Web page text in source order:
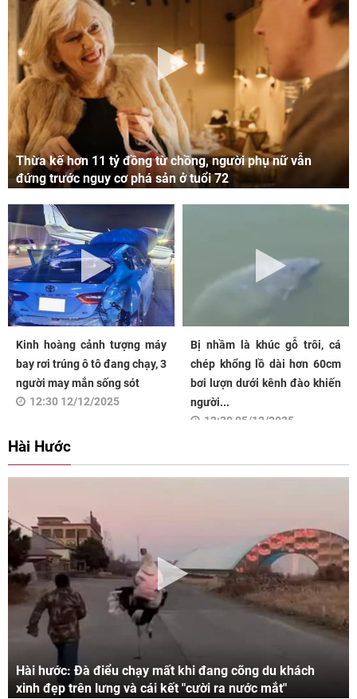
Thừa kế hơn 11 tỷ đồng từ chồng, người phụ nữ vẫn
đứng trước nguy cơ phá sản ở tuổi 72
Kinh hoàng cảnh tượng máy
bay rơi trúng ô tô đang chạy, 3
người may mắn sống sót
12:30 12/12/2025
Bị nhầm là khúc gỗ trôi, cá
chép khổng lồ dài hơn 60cm
bơi lượn dưới kênh đào khiến
người...
12:30 05/12/2025
Hài Hước
Hài hước: Đà điểu chạy mất khi đang cõng du khách
xinh đẹp trên lưng và cái kết "cười ra nước mắt"